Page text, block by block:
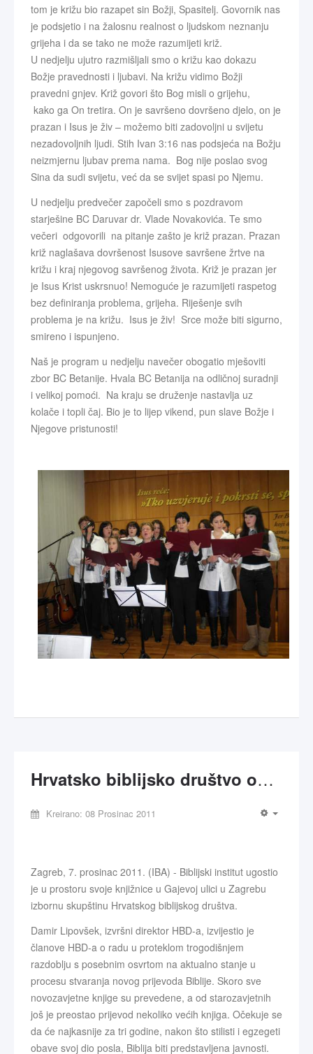
tom je križu bio razapet sin Božji, Spasitelj. Govornik nas
je podsjetio i na žalosnu realnost o ljudskom neznanju
grijeha i da se tako ne može razumijeti križ.
U nedjelju ujutro razmišljali smo o križu kao dokazu
Božje pravednosti i ljubavi. Na križu vidimo Božji
pravedni gnjev. Križ govori što Bog misli o grijehu,
kako ga On tretira. On je savršeno dovršeno djelo, on je
prazan i Isus je živ – možemo biti zadovoljni u svijetu
nezadovoljnih ljudi. Stih Ivan 3:16 nas podsjeća na Božju
neizmjernu ljubav prema nama. Bog nije poslao svog
Sina da sudi svijetu, već da se svijet spasi po Njemu.
U nedjelju predvečer započeli smo s pozdravom
starješine BC Daruvar dr. Vlade Novakovića. Te smo
večeri odgovorili na pitanje zašto je križ prazan. Prazan
križ naglašava dovršenost Isusove savršene žrtve na
križu i kraj njegovog savršenog života. Križ je prazan jer
je Isus Krist uskrsnuo! Nemoguće je razumijeti raspetog
bez definiranja problema, grijeha. Riješenje svih
problema je na križu. Isus je živ! Srce može biti sigurno,
smireno i ispunjeno.
Naš je program u nedjelju navečer obogatio mješoviti
zbor BC Betanije. Hvala BC Betanija na odličnoj suradnji
i velikoj pomoći. Na kraju se druženje nastavlja uz
kolače i topli čaj. Bio je to lijep vikend, pun slave Božje i
Njegove pristunosti!
Hrvatsko biblijsko društvo održalo Godišnju skupštinu
Kreirano: 08 Prosinac 2011
Zagreb, 7. prosinac 2011. (IBA) - Biblijski institut ugostio
je u prostoru svoje knjižnice u Gajevoj ulici u Zagrebu
izbornu skupštinu Hrvatskog biblijskog društva.
Damir Lipovšek, izvršni direktor HBD-a, izvijestio je
članove HBD-a o radu u proteklom trogodišnjem
razdoblju s posebnim osvrtom na aktualno stanje u
procesu stvaranja novog prijevoda Biblije. Skoro sve
novozavjetne knjige su prevedene, a od starozavjetnih
još je preostao prijevod nekoliko većih knjiga. Očekuje se
da će najkasnije za tri godine, nakon što stilisti i egzegeti
obave svoj dio posla, Biblija biti predstavljena javnosti.